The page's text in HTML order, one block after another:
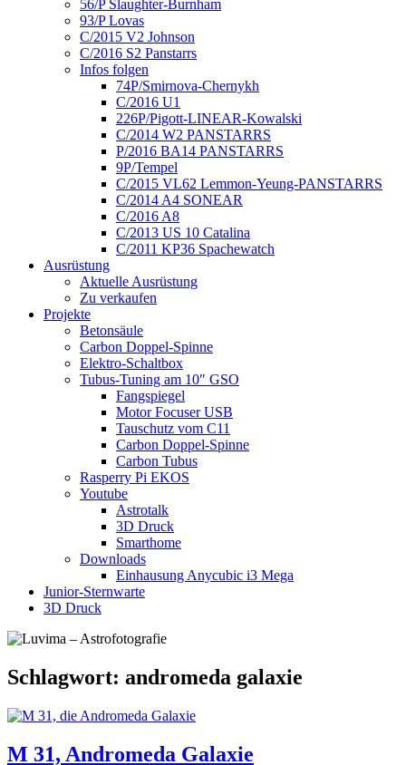
56/P Slaughter-Burnham
93/P Lovas
C/2015 V2 Johnson
C/2016 S2 Panstarrs
Infos folgen
74P/Smirnova-Chernykh
C/2016 U1
226P/Pigott-LINEAR-Kowalski
C/2014 W2 PANSTARRS
P/2016 BA14 PANSTARRS
9P/Tempel
C/2015 VL62 Lemmon-Yeung-PANSTARRS
C/2014 A4 SONEAR
C/2016 A8
C/2013 US 10 Catalina
C/2011 KP36 Spachewatch
Ausrüstung
Aktuelle Ausrüstung
Zu verkaufen
Projekte
Betonsäule
Carbon Doppel-Spinne
Elektro-Schaltbox
Tubus-Tuning am 10″ GSO
Fangspiegel
Motor Focuser USB
Tauschutz vom C11
Carbon Doppel-Spinne
Carbon Tubus
Rasperry Pi EKOS
Youtube
Astrotalk
3D Druck
Smarthome
Downloads
Einhausung Anycubic i3 Mega
Junior-Sternwarte
3D Druck
Schlagwort: andromeda galaxie
M 31, Andromeda Galaxie